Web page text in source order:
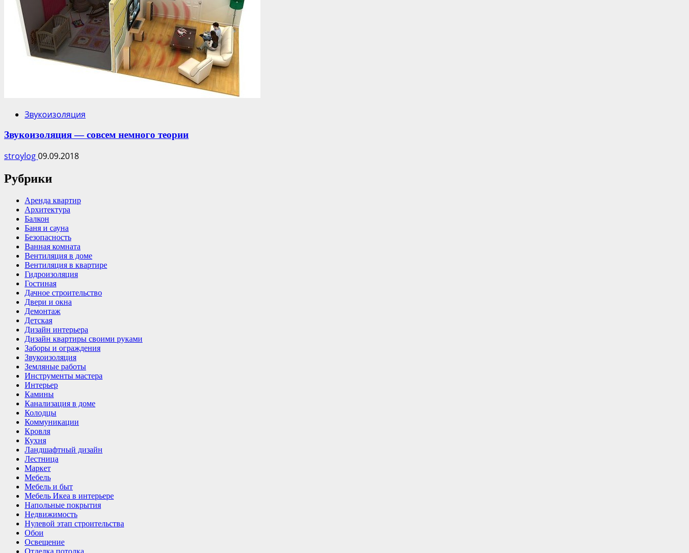
Звукоизоляция
Звукоизоляция — совсем немного теории
stroylog09.09.2018
Рубрики
Аренда квартир
Архитектура
Балкон
Баня и сауна
Безопасность
Ванная комната
Вентиляция в доме
Вентиляция в квартире
Гидроизоляция
Гостиная
Дачное строительство
Двери и окна
Демонтаж
Детская
Дизайн интерьера
Дизайн квартиры своими руками
Заборы и ограждения
Звукоизоляция
Земляные работы
Инструменты мастера
Интерьер
Камины
Канализация в доме
Колодцы
Коммуникации
Кровля
Кухня
Ландшафтный дизайн
Лестница
Маркет
Мебель
Мебель и быт
Мебель Икеа в интерьере
Напольные покрытия
Недвижимость
Нулевой этап строительства
Обои
Освещение
Отделка потолка